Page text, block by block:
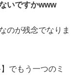
いですかwww
のが残念でなりま
でもう一つのミ